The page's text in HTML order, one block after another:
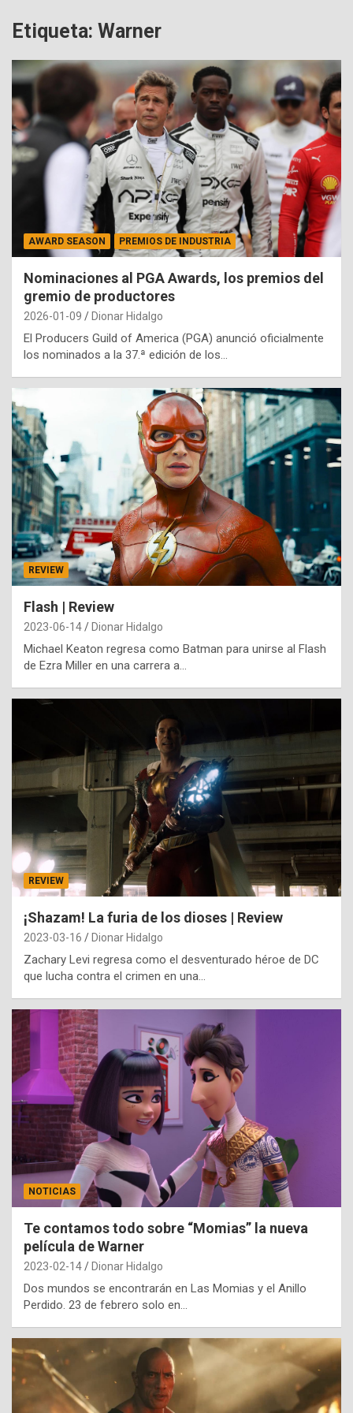
Etiqueta: Warner
AWARD SEASON PREMIOS DE INDUSTRIA
Nominaciones al PGA Awards, los premios del
gremio de productores
2026-01-09 Dionar Hidalgo
El Producers Guild of America (PGA) anunció oficialmente
los nominados a la 37.ª edición de los…
REVIEW
Flash | Review
2023-06-14 Dionar Hidalgo
Michael Keaton regresa como Batman para unirse al Flash
de Ezra Miller en una carrera a…
REVIEW
¡Shazam! La furia de los dioses | Review
2023-03-16 Dionar Hidalgo
Zachary Levi regresa como el desventurado héroe de DC
que lucha contra el crimen en una…
NOTICIAS
Te contamos todo sobre “Momias” la nueva
película de Warner
2023-02-14 Dionar Hidalgo
Dos mundos se encontrarán en Las Momias y el Anillo
Perdido. 23 de febrero solo en…